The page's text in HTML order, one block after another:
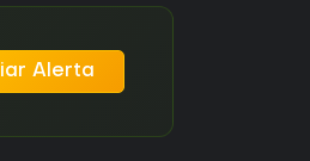
Alerta